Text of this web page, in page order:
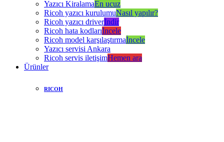
Yazıcı KiralamaEn ucuz
Ricoh yazıcı kurulumuNasıl yapılır?
Ricoh yazıcı driverİndir
Ricoh hata kodlarıİncele
Ricoh model karşılaştırmaİncele
Yazıcı servisi Ankara
Ricoh servis iletişimHemen ara
Ürünler
RICOH